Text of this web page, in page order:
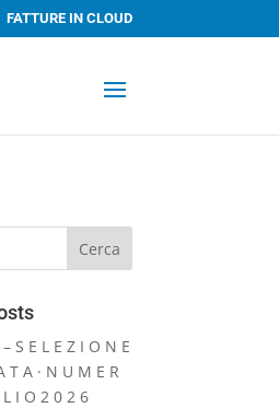
FATTURE IN CLOUD
S E L E Z I O N E
T A · N U M E R
L I O 2 0 2 6